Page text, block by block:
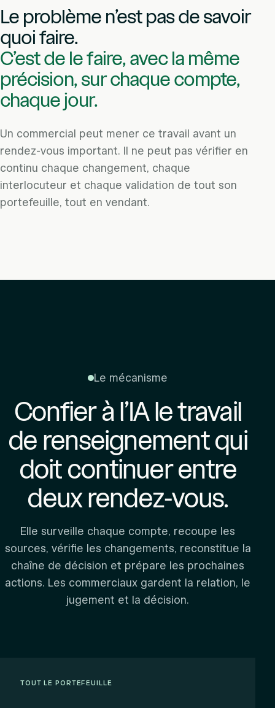
Le problème n’est pas de savoir
quoi faire.
C’est de le faire, avec la même
précision, sur chaque compte,
chaque jour.
Un commercial peut mener ce travail avant un
rendez-vous important. Il ne peut pas vérifier en
continu chaque changement, chaque
interlocuteur et chaque validation de tout son
portefeuille, tout en vendant.
Le mécanisme
Confier à l’IA le travail
de renseignementqui
doit continuer entre
deux rendez-vous.
Elle surveille chaque compte, recoupe les
sources, vérifie les changements, reconstitue la
chaîne de décision et prépare les prochaines
actions. Les commerciaux gardent la relation, le
jugement et la décision.
TOUT LE PORTEFEUILLE